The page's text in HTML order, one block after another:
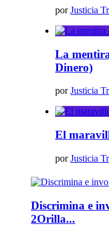
porJusticia
La
Dinero)
porJusticia
El
porJusticia
Discrimina e
2Orilla...